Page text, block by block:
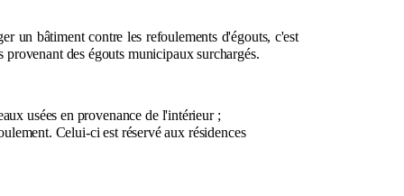
un bâtiment contre les refoulements d'égouts, c'est
des égouts municipaux surchargés.
usées en provenance de l'intérieur ;
Celui-ci est réservé aux résidences